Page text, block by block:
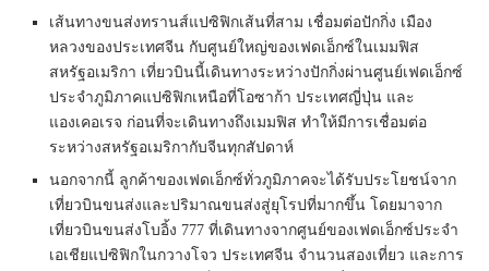
เส้นทางขนส่งทรานส์แปซิฟิกเส้นที่สาม เชื่อมต่อปักกิ่ง เมือง
หลวงของประเทศจีน กับศูนย์ใหญ่ของเฟดเอ็กซ์ในเมมฟิส
สหรัฐอเมริกา เที่ยวบินนี้เดินทางระหว่างปักกิ่งผ่านศูนย์เฟดเอ็กซ์
ประจำภูมิภาคแปซิฟิกเหนือที่โอซาก้า ประเทศญี่ปุ่น และ
แองเคอเรจ ก่อนที่จะเดินทางถึงเมมฟิส ทำให้มีการเชื่อมต่อ
ระหว่างสหรัฐอเมริกากับจีนทุกสัปดาห์
นอกจากนี้ ลูกค้าของเฟดเอ็กซ์ทั่วภูมิภาคจะได้รับประโยชน์จาก
เที่ยวบินขนส่งและปริมาณขนส่งสู่ยุโรปที่มากขึ้น โดยมาจาก
เที่ยวบินขนส่งโบอิ้ง 777 ที่เดินทางจากศูนย์ของเฟดเอ็กซ์ประจำ
เอเชียแปซิฟิกในกวางโจว ประเทศจีน จำนวนสองเที่ยว และการ